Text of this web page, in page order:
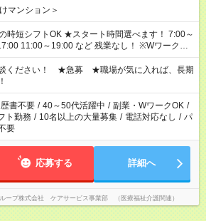
マンション＞
スタート時間選べます！ 7:00～
11:00～19:00 など 残業なし！ ※Wワークの
事と合わせ週40時間超の就業はご案内できませ
き、週20時間以上勤務は社会保険への加入対象
働者派遣法（日雇い派遣の原則禁止）により、
の就業はご案内が難しい場合があります
談ください！ ★急募 ★職場が気に入れば、長期
書不要 / 40～50代活躍中 / 副業・WワークOK /
ト勤務 / 10名以上の大量募集 / 電話対応なし / パ
要
応募する 詳細へ
ープ株式会社 ケアサービス事業部 （医療福祉介護関連）